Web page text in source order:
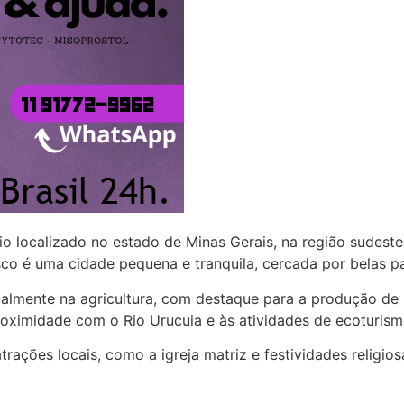
localizado no estado de Minas Gerais, na região
é uma cidade pequena e tranquila, cercada por belas
na agricultura, com destaque para a produção
com o Rio Urucuia e às atividades de
locais, como a igreja matriz e festividades